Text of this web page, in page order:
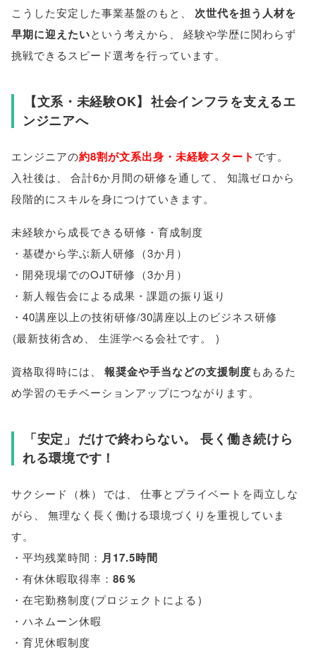
こうした安定した事業基盤のもと
次世代を担う人材を
早期に迎えたいという考えから
経験や学歴に関わらず
挑戦できるスピード選考を行っています。
【文系・未経験OK】 社会インフラを支えるエ
ンジニアへ
エンジニアの約8割が文系出身・未経験スタート です。
入社後は
合計6か月間の研修を通して
知識ゼロから
段階的にスキルを身につけていきます。
未経験から成長できる研修・育成制度
・基礎から学ぶ新人研修 （3か月 ）
・開発現場でのOJT研修 （3か月 ）
・新人報告会による成果・課題の振り返り
・40講座以上の技術研修/30講座以上のビジネス研修
(最新技術含め 生涯学べる会社です。 )
資格取得時には 報奨金や手当などの支援制度もあるた
め学習のモチベーションアップにつながります。
「安定 」 だけで終わらない。
長く働き続けら
れる環境です！
サクシード （株） では
仕事とプライベートを両立しな
がら
無理なく長く働ける環境づくりを重視していま
す。
・平均残業時間： 月17.5時間
・有休休暇取得率： 86％
・在宅勤務制度(プロジェクトによる )
・ハネムーン休暇
・育児休暇制度